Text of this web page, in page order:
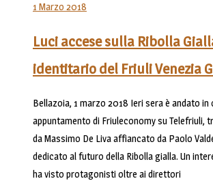
1 Marzo 2018
Luci accese sulla Ribolla
identitario del Friuli Venezia
Bellazoia, 1 marzo 2018 Ieri sera è andato in
appuntamento di Friuleconomy su Telefriuli,
da Massimo De Liva affiancato da Paolo
dedicato al futuro della Ribolla gialla. Un
ha visto protagonisti oltre ai direttori